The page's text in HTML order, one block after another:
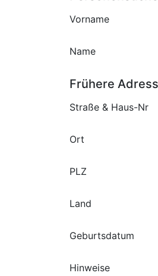
Vorname
Name
Frühere
Straße & Haus-Nr
Ort
PLZ
Land
Geburtsdatum
Hinweise